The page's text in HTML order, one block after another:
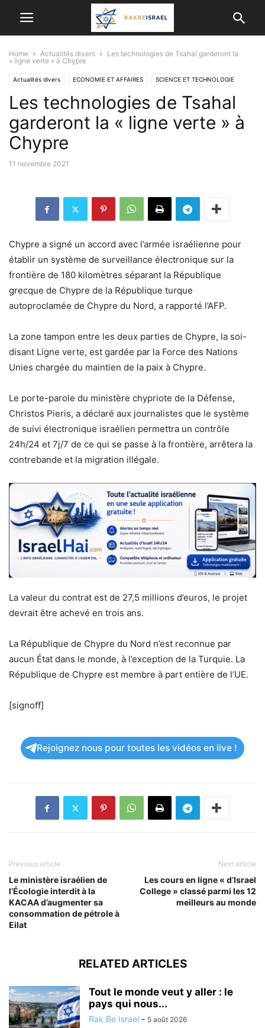
Home Actualités divers
Les technologies de Tsahal garderont la
« ligne verte » à Chypre
Actualités divers ECONOMIE ET ​​AFFAIRES SCIENCE ET TECHNOLOGIE
Les technologies de Tsahal
garderont la « ligne verte » à
Chypre
11 novembre 2021
Chypre a signé un accord avec l’armée israélienne pour
établir un système de surveillance électronique sur la
frontière de 180 kilomètres séparant la République
grecque de Chypre de la République turque
autoproclamée de Chypre du Nord, a rapporté l’AFP.
La zone tampon entre les deux parties de Chypre, la soi-
disant Ligne verte, est gardée par la Force des Nations
Unies chargée du maintien de la paix à Chypre.
Le porte-parole du ministère chypriote de la Défense,
Christos Pieris, a déclaré aux journalistes que le système
de suivi électronique israélien permettra un contrôle
24h/24 et 7j/7 de ce qui se passe à la frontière, arrêtera la
contrebande et la migration illégale.
La valeur du contrat est de 27,5 millions d’euros, le projet
devrait être achevé en trois ans.
La République de Chypre du Nord n’est reconnue par
aucun État dans le monde, à l’exception de la Turquie. La
République de Chypre est membre à part entière de l’UE.
[signoff]
Rejoignez nous pour toutes les vidéos en live !
Previous article
Le ministère israélien de
l’Écologie interdit à la
KACAA d’augmenter sa
consommation de pétrole à
Eilat
Next article
Les cours en ligne « d’Israel
College » classé parmi les 12
meilleurs au monde
RELATED ARTICLES
Tout le monde veut y aller : le
pays qui nous...
Rak Be Israel - 5 août 2026